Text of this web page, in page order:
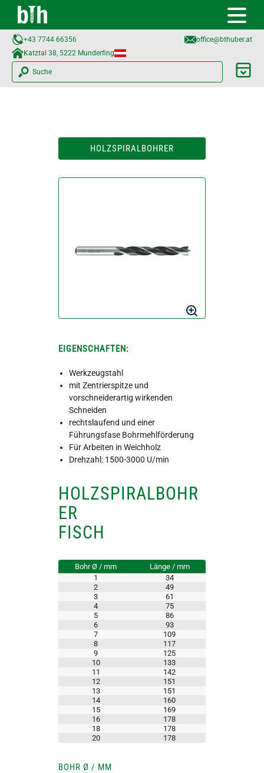
+43 7744 66356
office@bthuber.at​
Katztal 38, 5222 Munderfing
Suche
HOLZSPIRALBOHRER
EIGENSCHAFTEN:
Werkzeugstahl
mit Zentrierspitze und
vorschneiderartig wirkenden
Schneiden
rechtslaufend und einer
Führungsfase Bohrmehlförderung
Für Arbeiten in Weichholz
Drehzahl: 1500-3000 U/min
HOLZSPIRALBOHR
ER
FISCH
Bohr Ø / mm
Länge / mm
1
34
2
49
3
61
4
75
5
86
6
93
7
109
8
117
9
125
10
133
11
142
12
151
13
151
14
160
15
169
16
178
18
178
20
178
BOHR Ø / MM